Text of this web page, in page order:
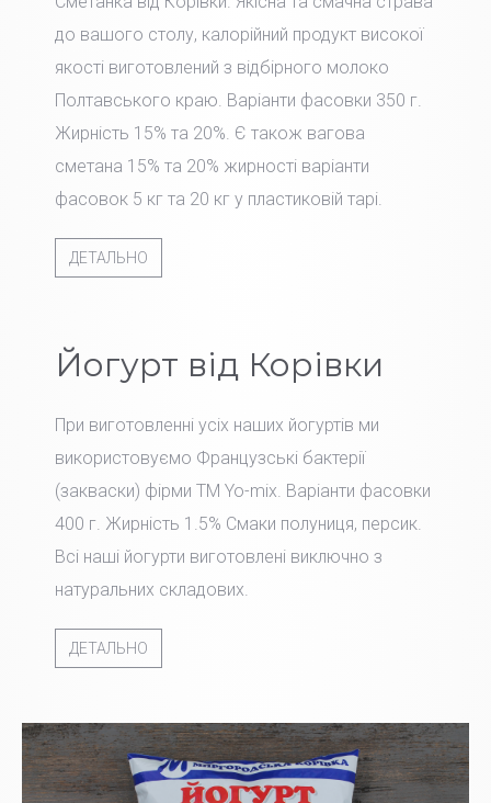
до вашого столу, калорійний продукт високої
якості виготовлений з відбірного молоко
Полтавського краю. Варіанти фасовки 350 г.
Жирність 15% та 20%. Є також вагова
сметана 15% та 20% жирності варіанти
фасовок 5 кг та 20 кг у пластиковій тарі.
ДЕТАЛЬНО
Йогурт від Корівки
При виготовленні усіх наших йогуртів ми
використовуємо Французські бактерії
(закваски) фірми TM Yo-mix. Варіанти фасовки
400 г. Жирність 1.5% Смаки полуниця, персик.
Всі наші йогурти виготовлені виключно з
натуральних складових.
ДЕТАЛЬНО